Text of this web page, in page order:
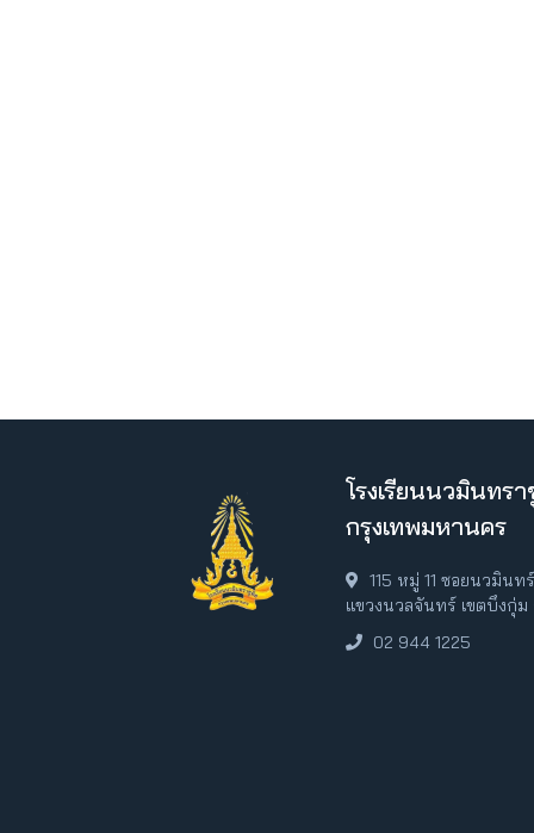
โรงเรียนนวมินทร
กรุงเทพมหานคร
115 หมู่ 11 ซอยนวมิน
แขวงนวลจันทร์ เขตบึงกุ่
02 944 1225